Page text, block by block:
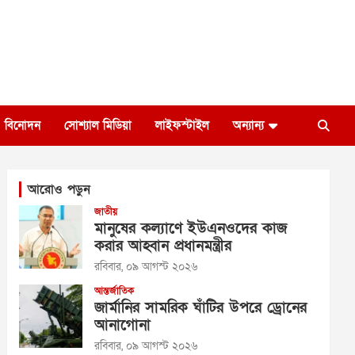
বিনোদন সোশ্যাল মিডিয়া লাইফস্টাইল অন্যান্য
আরোও পড়ুন
জাতীয়
মানুষের কল্যাণে ইউএনওদের কাজ
করার আহ্বান প্রধানমন্ত্রীর
রবিবার, ০৯ আগস্ট ২০২৬
আন্তর্জাতিক
জার্মানির সামরিক ঘাঁটির উপরে ড্রোনের
আনাগোনা
রবিবার, ০৯ আগস্ট ২০২৬